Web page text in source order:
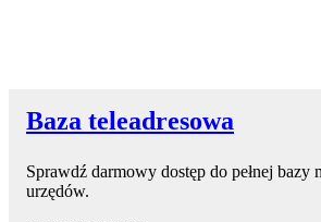
Baza teleadresowa
Sprawdź darmowy dostęp do pełnej bazy
urzędów.